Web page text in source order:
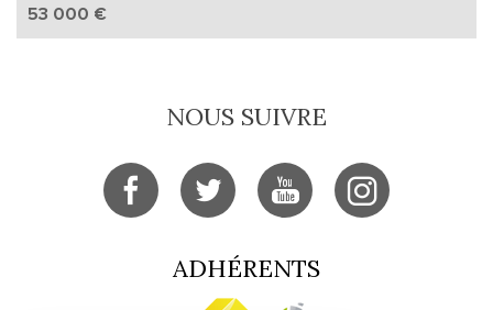
53 000 €
NOUS SUIVRE
ADHÉRENTS